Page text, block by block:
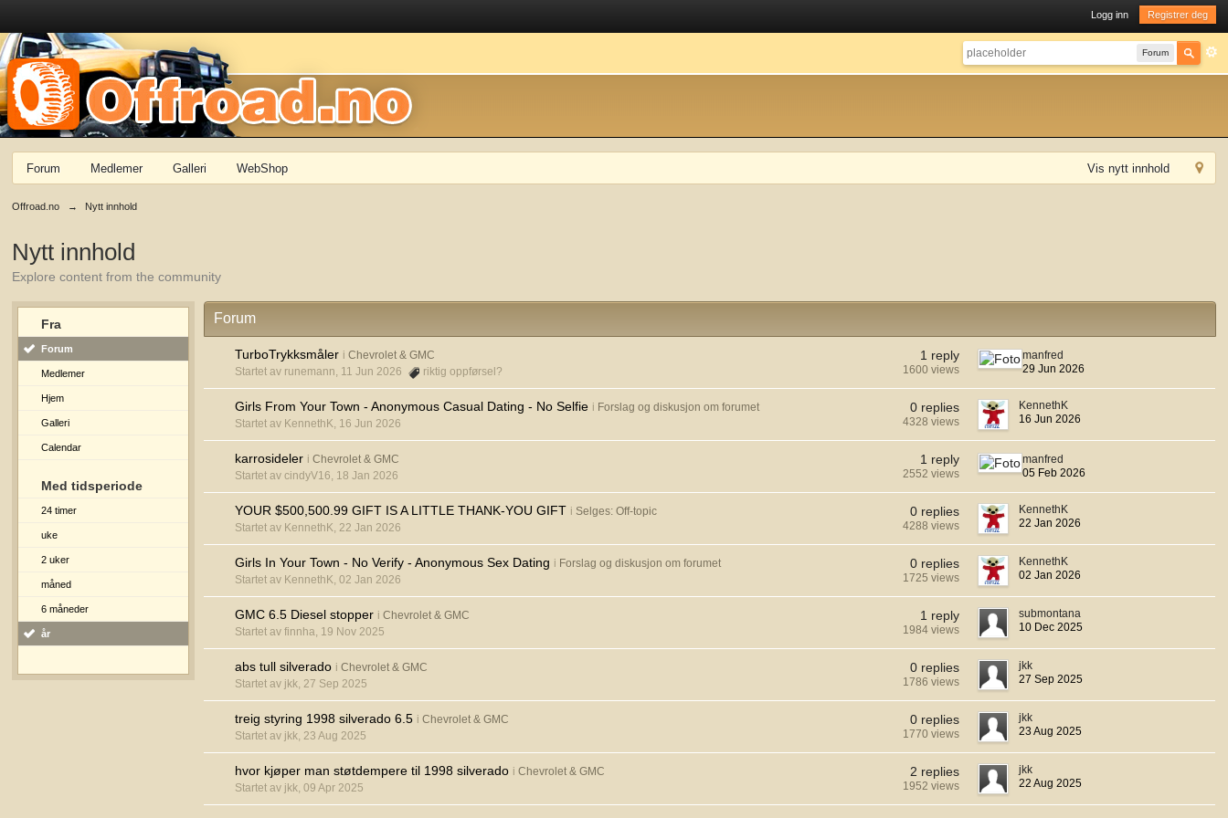
Logg inn Registrer deg
Forum
Vis nytt innhold
Forum Medlemer Galleri WebShop
Offroad.no → Nytt innhold
Nytt innhold
Explore content from the community
Fra
Forum
Medlemer
Hjem
Galleri
Calendar
Med tidsperiode
24 timer
uke
2 uker
måned
6 måneder
år
Forum
TurboTrykksmåler i Chevrolet & GMC
Startet av runemann, 11 Jun 2026
riktig oppførsel?
1 reply
1600 views
manfred
29 Jun 2026
Girls From Your Town - Anonymous Casual Dating - No Selfie i Forslag og diskusjon om forumet
Startet av KennethK, 16 Jun 2026
0 replies
4328 views
KennethK
16 Jun 2026
karrosideler i Chevrolet & GMC
Startet av cindyV16, 18 Jan 2026
1 reply
2552 views
manfred
05 Feb 2026
YOUR $500,500.99 GIFT IS A LITTLE THANK-YOU GIFT i Selges: Off-topic
Startet av KennethK, 22 Jan 2026
0 replies
4288 views
KennethK
22 Jan 2026
Girls In Your Town - No Verify - Anonymous Sex Dating i Forslag og diskusjon om forumet
Startet av KennethK, 02 Jan 2026
0 replies
1725 views
KennethK
02 Jan 2026
GMC 6.5 Diesel stopper i Chevrolet & GMC
Startet av finnha, 19 Nov 2025
1 reply
1984 views
submontana
10 Dec 2025
abs tull silverado i Chevrolet & GMC
Startet av jkk, 27 Sep 2025
0 replies
1786 views
jkk
27 Sep 2025
treig styring 1998 silverado 6.5 i Chevrolet & GMC
Startet av jkk, 23 Aug 2025
0 replies
1770 views
jkk
23 Aug 2025
hvor kjøper man støtdempere til 1998 silverado i Chevrolet & GMC
Startet av jkk, 09 Apr 2025
2 replies
1952 views
jkk
22 Aug 2025